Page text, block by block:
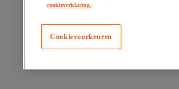
cookieverklaring.
Cookievoorkeuren